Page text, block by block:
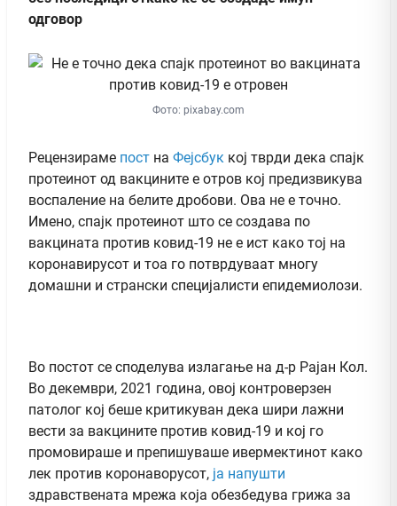
одговор
Фото: pixabay.com
Рецензираме пост на Фејсбук кој тврди дека cпajк
пpoтеинот од вакцините е отров кој предизвикува
вocпаление на белите дробови. Ова не е точно.
Имено, спајк протеинот што се создава по
вакцината против ковид-19 не е ист како тој на
коронавирусот и тоа го потврдуваат многу
домашни и странски специјалисти епидемиолози.
Во постот се споделува излагање на д-р Рајан Кол.
Во декември, 2021 година, овој контроверзен
патолог кој беше критикуван дека шири лажни
вести за вакцините против ковид-19 и кој го
промовираше и препишуваше ивермектинот како
лек против коронаворусот, ја напушти
здравствената мрежа која обезбедува грижа за